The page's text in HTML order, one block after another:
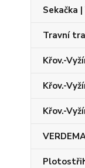
Sekačka
Travní
Křov.-
Křov.-
Křov.-